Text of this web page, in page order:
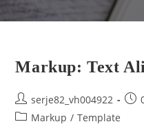
Markup: Text
Post
author:
serje82_vh004922
PostMarkup / Template